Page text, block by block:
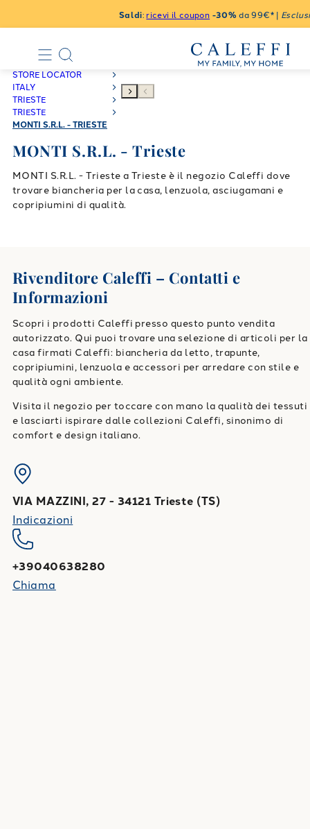
Saldi: ricevi il coupon -30%da 99€* |
STORE LOCATOR
ITALY
TRIESTE
TRIESTE
MONTI S.R.L. - TRIESTE
MONTI S.R.L. - Trieste
MONTI S.R.L. - Trieste a Trieste è il negozio Caleffi dove
trovare biancheria per la casa, lenzuola, asciugamani e
copripiumini di qualità.
Rivenditore Caleffi – Contatti e
Informazioni
Scopri i prodotti Caleffi presso questo punto vendita
autorizzato. Qui puoi trovare una selezione di articoli per la
casa firmati Caleffi: biancheria da letto, trapunte,
copripiumini, lenzuola e accessori per arredare con stile e
qualità ogni ambiente.
Visita il negozio per toccare con mano la qualità dei tessuti
e lasciarti ispirare dalle collezioni Caleffi, sinonimo di
comfort e design italiano.
VIA MAZZINI, 27 - 34121 Trieste (TS)
Indicazioni
+39040638280
Chiama